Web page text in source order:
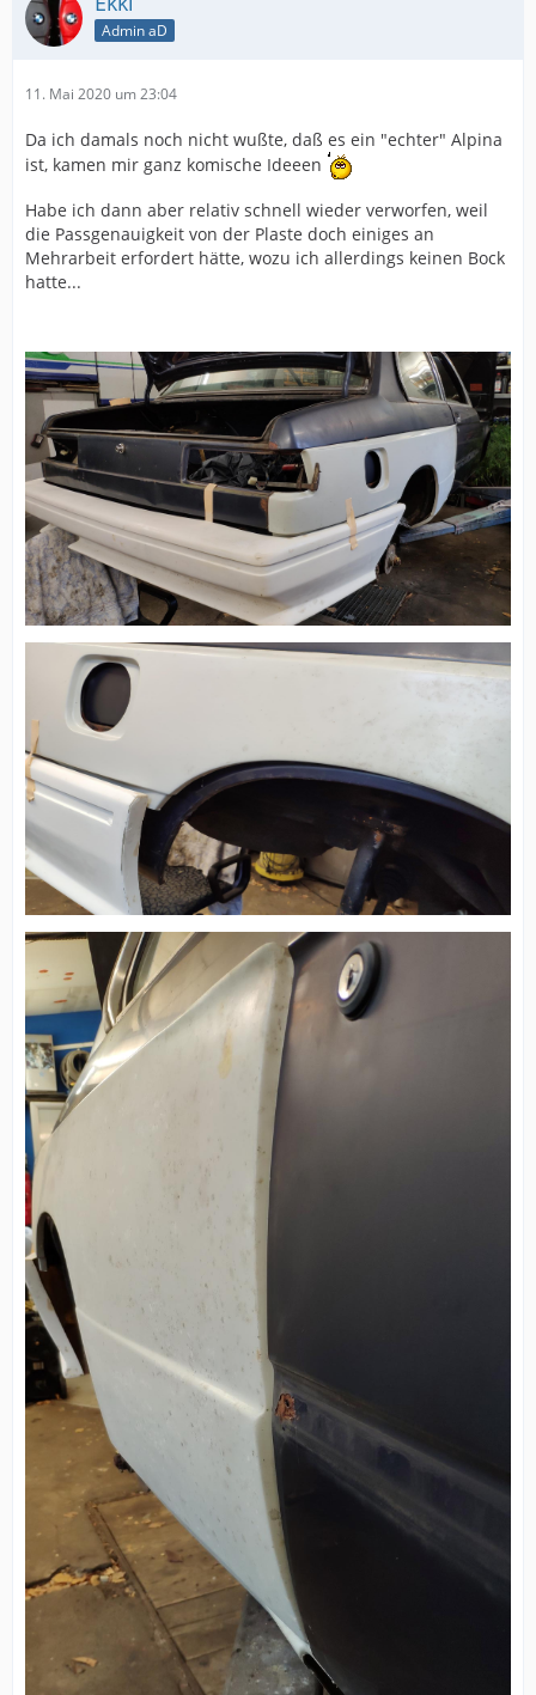
Admin aD
11. Mai 2020 um 23:04
Da ich damals noch nicht wußte, daß es ein "echter" Alpina
ist, kamen mir ganz komische Ideeen
Habe ich dann aber relativ schnell wieder verworfen, weil
die Passgenauigkeit von der Plaste doch einiges an
Mehrarbeit erfordert hätte, wozu ich allerdings keinen Bock
hatte...